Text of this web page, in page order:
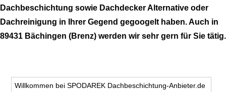
Dachbeschichtung sowie Dachdecker Alternative oder
Dachreinigung in Ihrer Gegend gegoogelt haben. Auch in
89431 Bächingen (Brenz) werden wir sehr gern für Sie tätig.
Willkommen bei SPODAREK Dachbeschichtung-Anbieter.de